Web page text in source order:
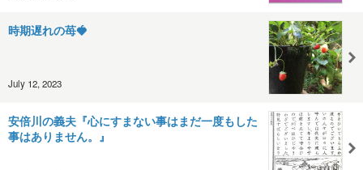
時期遅れの苺🍓
July 12, 2023
安倍川の義夫『心にすまない事はまだ一度もした
事はありません。』